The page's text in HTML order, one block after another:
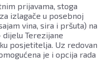
prijavama, stoga
izlagače u posebnoj
vina, sira i pršuta) na
Terezijane
posjetitelja. Uz redovan
je i opcija rada